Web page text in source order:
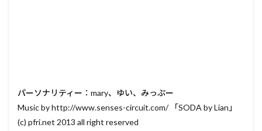
パーソナリティー：mary、ゆい、みっぷー
Music by http://www.senses-circuit.com/ 「SODA by Lian」
(c) pfri.net 2013 all right reserved